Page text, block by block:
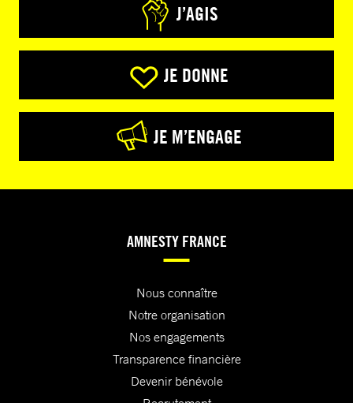
J’AGIS
JE DONNE
JE M’ENGAGE
AMNESTY FRANCE
Nous connaître
Notre organisation
Nos engagements
Transparence financière
Devenir bénévole